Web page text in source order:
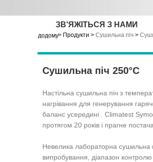
ЗВ'ЯЖІТЬСЯ З НАМИ
додому> Продукти > Сушильна піч >
Сушильна піч 250°C
Настільна сушильна піч з
нагрівання для генерування
баланс усередині . Climatest
протягом 20 років і прагне
Невелика лабораторна сушильна
випробування, діапазон